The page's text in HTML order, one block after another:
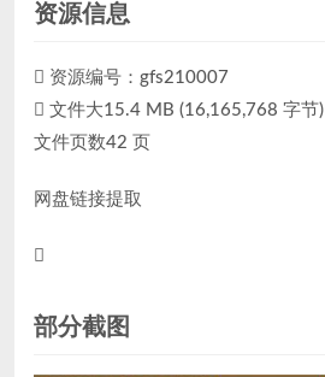
资源信息
资源编号： gfs210007
文件大15.4 MB (16,165,768 字节)
文件页数42 页
网盘链接提取
部分截图